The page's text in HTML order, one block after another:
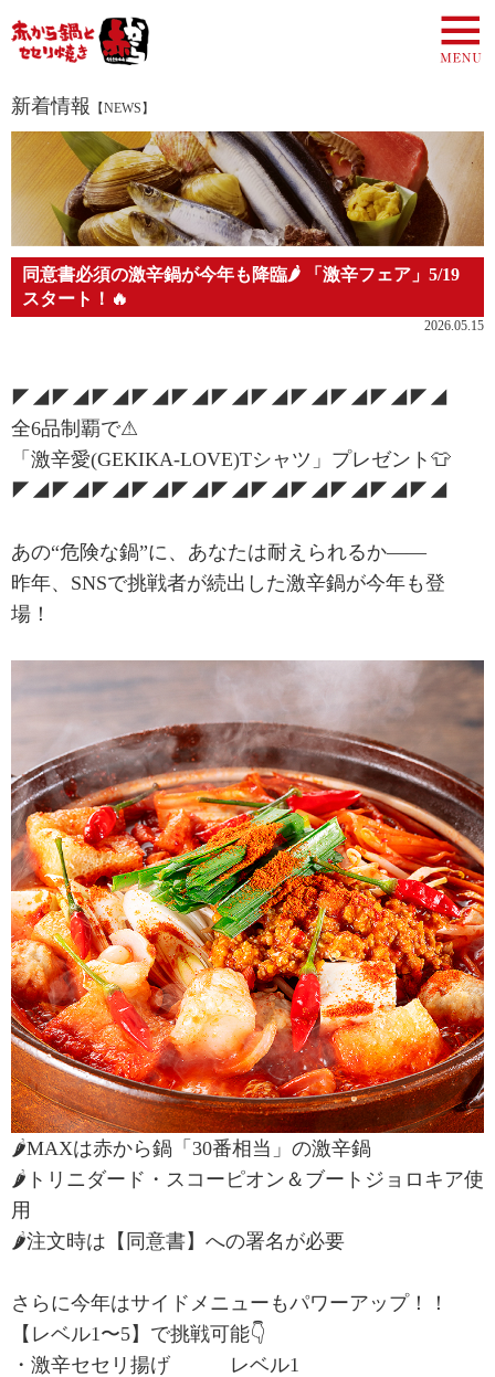
新着情報 【NEWS】
同意書必須の激辛鍋が今年も降臨🌶 「激辛フェア」5/19
スタート！🔥
2026.05.15
◤◢◤◢◤◢◤◢◤◢◤◢◤◢◤◢◤◢◤◢◤◢
全6品制覇で⚠
「激辛愛(GEKIKA-LOVE)Tシャツ」プレゼント👕
◤◢◤◢◤◢◤◢◤◢◤◢◤◢◤◢◤◢◤◢◤◢
あの“危険な鍋”に、あなたは耐えられるか――
昨年、SNSで挑戦者が続出した激辛鍋が今年も登
場！
🌶MAXは赤から鍋「30番相当」の激辛鍋
🌶トリニダード・スコーピオン＆ブートジョロキア使
用
🌶注文時は【同意書】への署名が必要
さらに今年はサイドメニューもパワーアップ！！
【レベル1〜5】で挑戦可能👇
・激辛セセリ揚げ レベル1